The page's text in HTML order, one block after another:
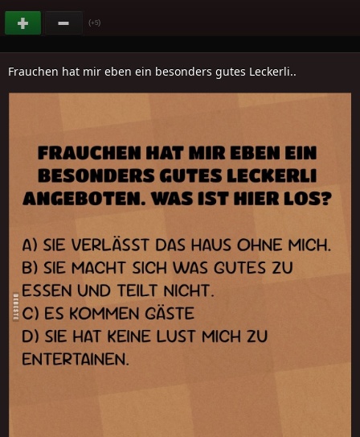
(+5)
Frauchen hat mir eben ein besonders gutes Leckerli..